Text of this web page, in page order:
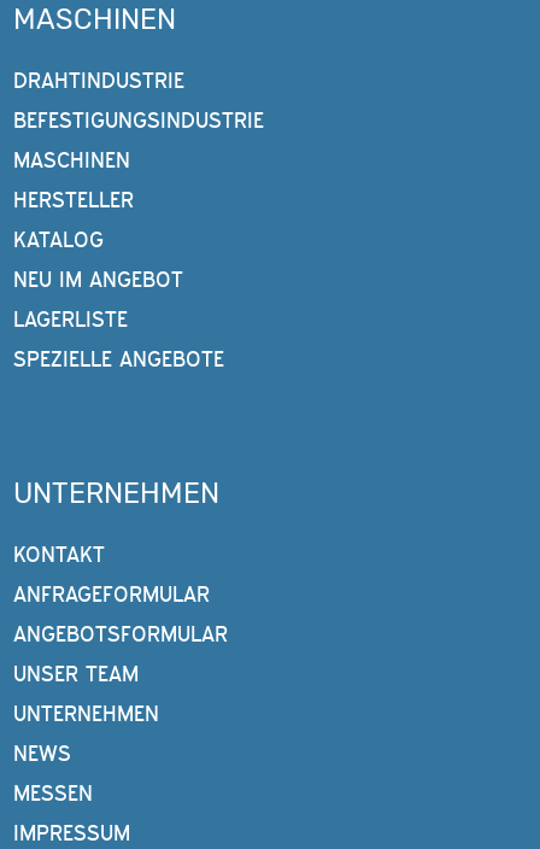
MASCHINEN
DRAHTINDUSTRIE
BEFESTIGUNGSINDUSTRIE
MASCHINEN
HERSTELLER
KATALOG
NEU IM ANGEBOT
LAGERLISTE
SPEZIELLE ANGEBOTE
UNTERNEHMEN
KONTAKT
ANFRAGEFORMULAR
ANGEBOTSFORMULAR
UNSER TEAM
UNTERNEHMEN
NEWS
MESSEN
IMPRESSUM